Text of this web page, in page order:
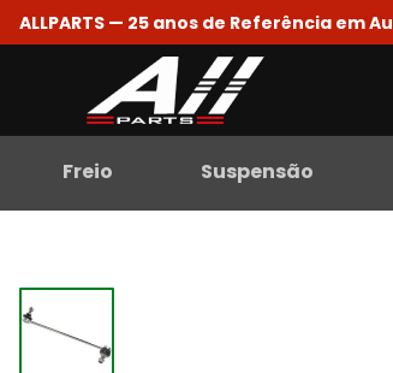
ALLPARTS — 25 anos de Referência em
Freio Suspensão